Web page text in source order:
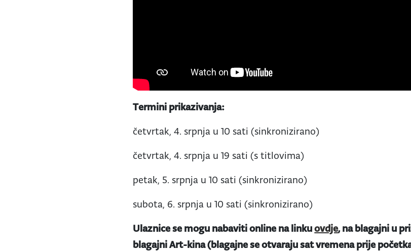
Termini prikazivanja:
četvrtak, 4. srpnja u 10 sati (sinkronizirano)
četvrtak, 4. srpnja u 19 sati (s titlovima)
petak, 5. srpnja u 10 sati (sinkronizirano)
subota, 6. srpnja u 10 sati (sinkronizirano)
Ulaznice se mogu nabaviti online na linkuovdje, na blagajni u
blagajni Art-kina (blagajne se otvaraju sat vremena prije